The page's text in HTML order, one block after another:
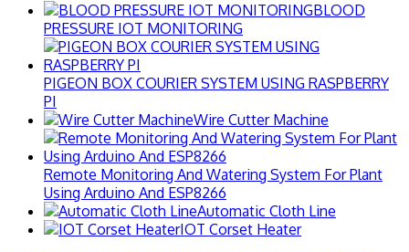
BLOOD
PRESSURE IOT MONITORING
PIGEON BOX COURIER SYSTEM USING RASPBERRY
PI
Wire Cutter Machine
Remote Monitoring And Watering System For Plant
Using Arduino And ESP8266
Automatic Cloth Line
IOT Corset Heater